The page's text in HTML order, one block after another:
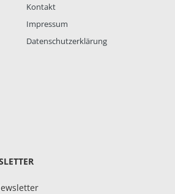
Kontakt
Impressum
Datenschutzerklärung